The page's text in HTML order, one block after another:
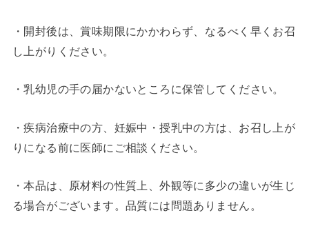
・開封後は、賞味期限にかかわらず、なるべく早くお召
し上がりください。
・乳幼児の手の届かないところに保管してください。
・疾病治療中の方、妊娠中・授乳中の方は、お召し上が
りになる前に医師にご相談ください。
・本品は、原材料の性質上、外観等に多少の違いが生じ
る場合がございます。品質には問題ありません。